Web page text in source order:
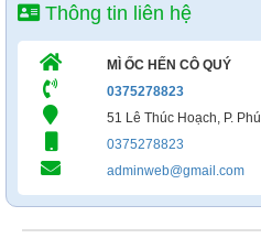
Thông tin liên hệ
MÌ ỐC HẾN CÔ QUÝ
0375278823
51 Lê Thúc Hoạch, P.
0375278823
adminweb@gmail.com